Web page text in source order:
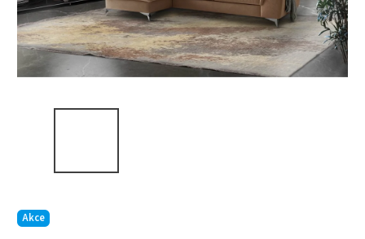
Akce